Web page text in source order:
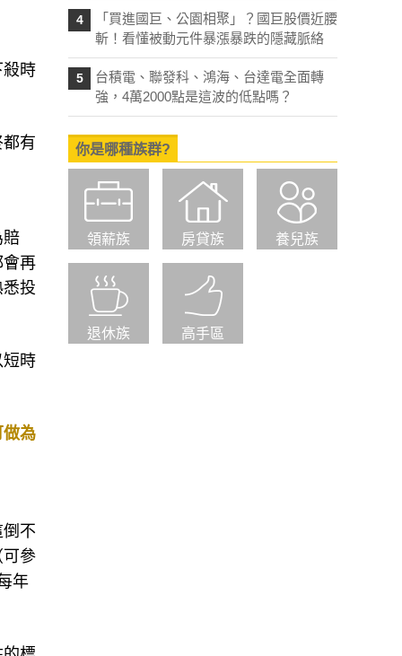
殺時
有
賠
會再
投
短時
做為
不
可參
年
4
「買進國巨、公園相聚」？國巨股價近腰
斬！看懂被動元件暴漲暴跌的隱藏脈絡
5
台積電、聯發科、鴻海、台達電全面轉
強，4萬2000點是這波的低點嗎？
你是哪種族群?
領薪族 房貸族 養兒族
退休族 高手區